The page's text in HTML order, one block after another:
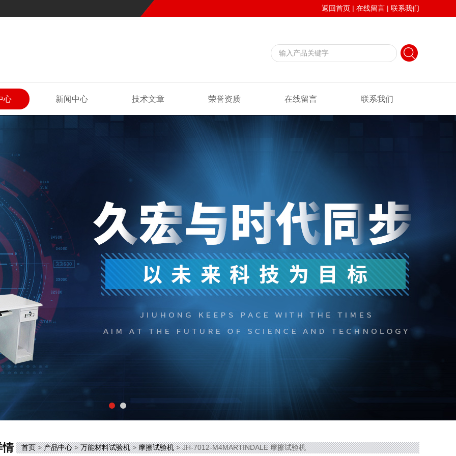
返回首页 | 在线留言 | 联系我们
心 新闻中心 技术文章 荣誉资质 在线留言 联系我们
情 首页>产品中心>万能材料试验机>摩擦试验机> JH-7012-M4MARTINDALE 摩擦试验机